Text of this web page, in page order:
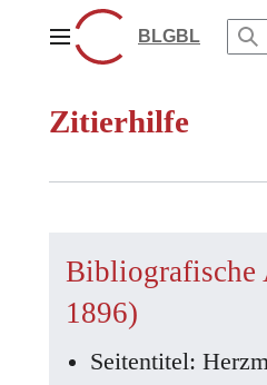
springenHauptmenüBLGBL
Zitierhilfe
Bibliografische
1896)
Seitentitel: